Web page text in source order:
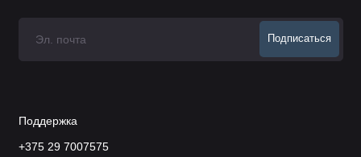
Подписаться
Поддержка
+375 29 7007575